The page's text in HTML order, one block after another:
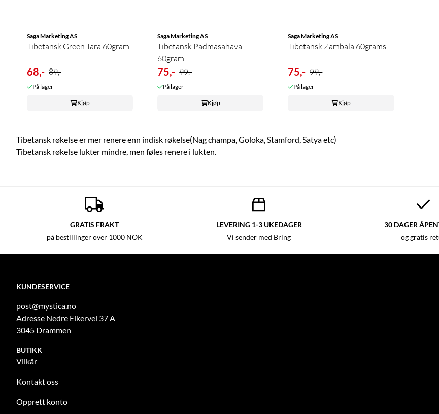
Saga Marketing AS
Tibetansk Green Tara 60gram
68,- 89,-
På lager
Kjøp
Saga Marketing AS
Tibetansk Padmasahava
60gram ...
75,- 99,-
På lager
Kjøp
Saga Marketing AS
Tibetansk Zambala 60grams ...
75,- 99,-
På lager
Kjøp
Tibetansk røkelse er mer renere enn indisk røkelse(Nag champa, Goloka, Stamford, Satya etc)
Tibetansk røkelse lukter mindre, men føles renere i lukten.
GRATIS FRAKT
på bestillinger over 1000 NOK
LEVERING 1-3 UKEDAGER
Vi sender med Bring
30 DAGER
og gratis
KUNDESERVICE
post@mystica.no
Adresse Nedre Eikervei 37 A
3045 Drammen
BUTIKK
Vilkår
Kontakt oss
Opprett konto